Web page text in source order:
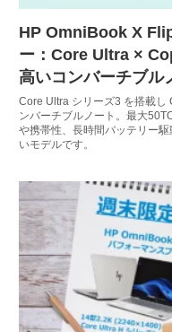
HP OmniBook X
ー：Core Ultra ×
高いコンバーチブル
Core Ultra シリーズ3 を搭載し
ンバーチブルノート。最大
や携帯性、長時間バッテリー
いモデルです。